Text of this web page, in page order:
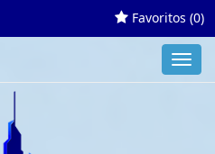
Favoritos (0)